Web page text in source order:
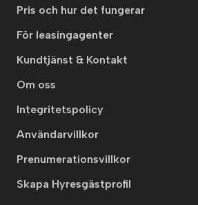
Pris och hur det fungerar
För leasingagenter
Kundtjänst & Kontakt
Om oss
Integritetspolicy
Användarvillkor
Prenumerationsvillkor
Skapa Hyresgästprofil